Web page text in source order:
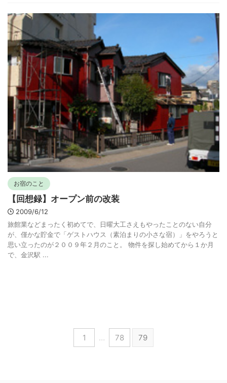
お宿のこと
【回想録】オープン前の改装
2009/6/12
旅館業などまったく初めてで、日曜大工さえもやったことのない自分
が、僅かな貯金で「ゲストハウス（素泊まりの小さな宿）」をやろうと
思い立ったのが２００９年２月のこと。 物件を探し始めてから１か月
で、金沢駅 ...
1 … 78 79